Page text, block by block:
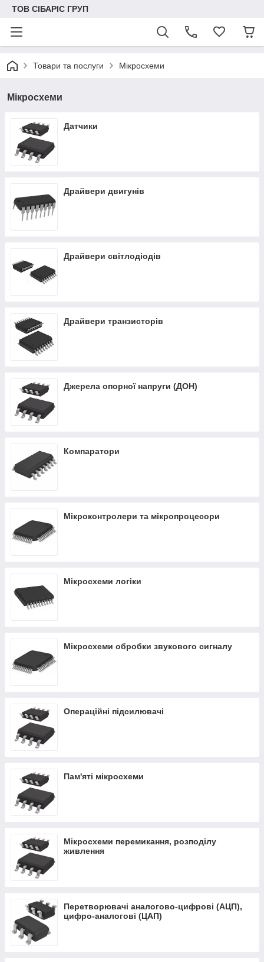
ТОВ СІБАРІС ГРУП
Товари та послуги Мікросхеми
Мікросхеми
Датчики
Драйвери двигунів
Драйвери світлодіодів
Драйвери транзисторів
Джерела опорної напруги (ДОН)
Компаратори
Мікроконтролери та мікропроцесори
Мікросхеми логіки
Мікросхеми обробки звукового сигналу
Операційні підсилювачі
Пам'яті мікросхеми
Мікросхеми перемикання, розподілу
живлення
Перетворювачі аналогово-цифрові (АЦП),
цифро-аналогові (ЦАП)